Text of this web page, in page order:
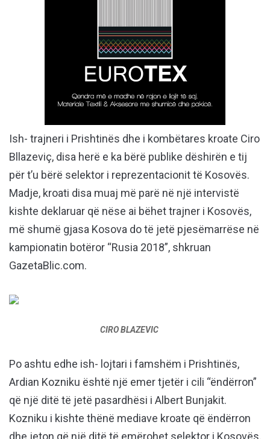
Ish- trajneri i Prishtinës dhe i kombëtares kroate Ciro
Bllazeviç, disa herë e ka bërë publike dëshirën e tij
për t’u bërë selektor i reprezentacionit të Kosovës.
Madje, kroati disa muaj më parë në një intervistë
kishte deklaruar që nëse ai bëhet trajner i Kosovës,
më shumë gjasa Kosova do të jetë pjesëmarrëse në
kampionatin botëror “Rusia 2018”, shkruan
GazetaBlic.com.
CIRO BLAZEVIC
Po ashtu edhe ish- lojtari i famshëm i Prishtinës,
Ardian Kozniku është një emer tjetër i cili “ëndërron”
që një ditë të jetë pasardhësi i Albert Bunjakit.
Kozniku i kishte thënë mediave kroate që ëndërron
dhe jeton që një ditë të emërohet selektor i Kosovës,